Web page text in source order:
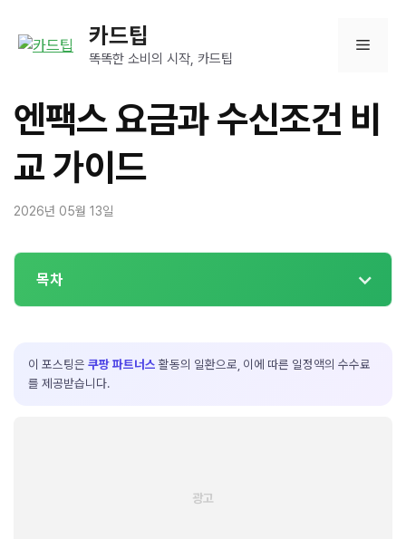
카드팁
똑똑한 소비의 시작, 카드팁
메
뉴
엔팩스 요금과 수신조건 비
교 가이드
2026년 05월 13일
목차
이 포스팅은 쿠팡 파트너스 활동의 일환으로, 이에 따른 일정액의 수수료
를 제공받습니다.